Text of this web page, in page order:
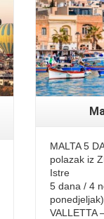
MALTA 5
polazak iz
Istre
5 dana / 4
ponedjeljak)
VALLETTA